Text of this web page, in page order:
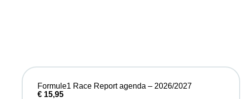
Formule1 Race Report agenda – 2026/2027
€15,95